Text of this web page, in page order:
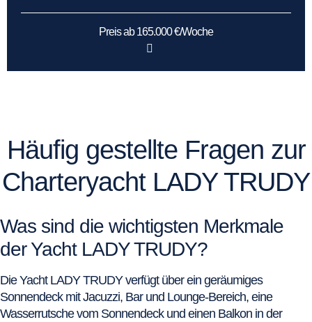
Preis ab 165.000 €/Woche
Häufig gestellte Fragen zur
Charteryacht LADY TRUDY
Was sind die wichtigsten Merkmale
der Yacht LADY TRUDY?
Die Yacht LADY TRUDY verfügt über ein geräumiges
Sonnendeck mit Jacuzzi, Bar und Lounge-Bereich, eine
Wasserrutsche vom Sonnendeck und einen Balkon in der